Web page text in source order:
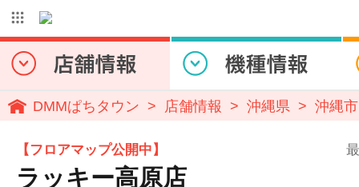
DMMぱちタウン 店舗情報 沖縄県 沖縄市
【フロアマップ公開中】
ラッキー高原店